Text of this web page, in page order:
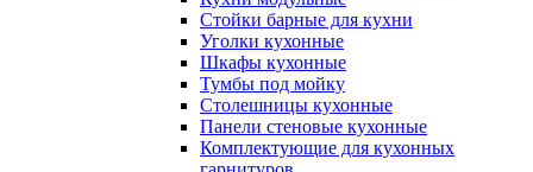
Стойки барные для кухни
Уголки кухонные
Шкафы кухонные
Тумбы под мойку
Столешницы кухонные
Панели стеновые кухонные
Комплектующие для кухонных